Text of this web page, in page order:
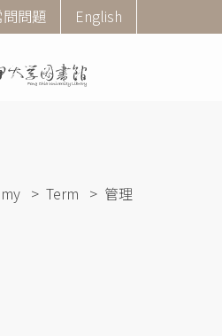
問問題 English
Term 管理